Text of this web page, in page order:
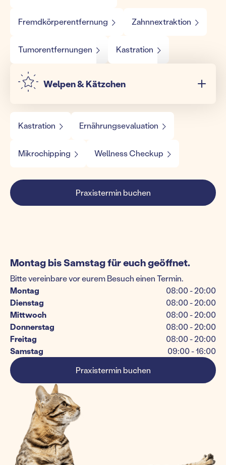
Fremdkörperentfernung Zahnnextraktion
Tumorentfernungen Kastration
Welpen & Kätzchen
Kastration Ernährungsevaluation
Mikrochipping Wellness Checkup
Praxistermin buchen
Montag bis Samstag für euch geöffnet.
Bitte vereinbare vor eurem Besuch einen Termin.
Montag
08:00 - 20:00
Dienstag
08:00 - 20:00
Mittwoch
08:00 - 20:00
Donnerstag
08:00 - 20:00
Freitag
08:00 - 20:00
Samstag
09:00 - 16:00
Praxistermin buchen